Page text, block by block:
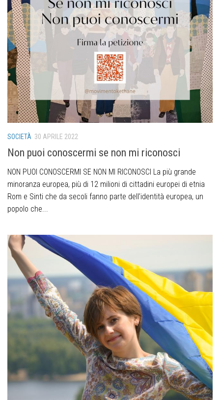
SOCIETÀ 30 APRILE 2022
Non puoi conoscermi se non mi riconosci
NON PUOI CONOSCERMI SE NON MI RICONOSCI La più grande
minoranza europea, più di 12 milioni di cittadini europei di etnia
Rom e Sinti che da secoli fanno parte dell’identità europea, un
popolo che...